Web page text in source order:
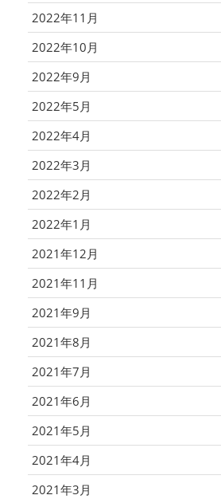
2022年11月
2022年10月
2022年9月
2022年5月
2022年4月
2022年3月
2022年2月
2022年1月
2021年12月
2021年11月
2021年9月
2021年8月
2021年7月
2021年6月
2021年5月
2021年4月
2021年3月